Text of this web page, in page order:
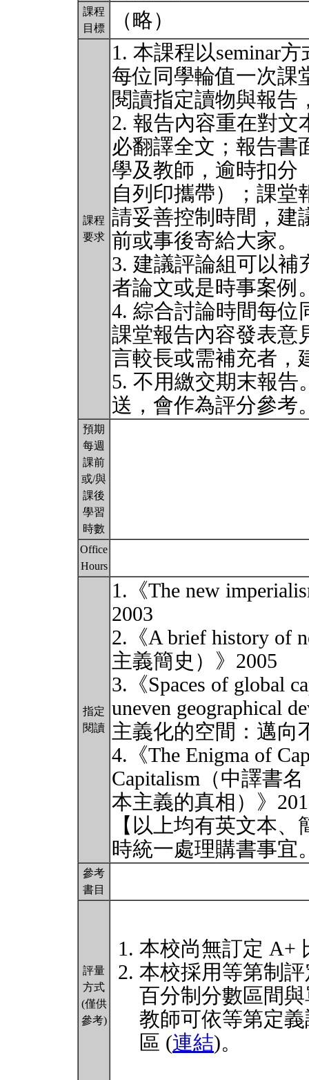
課程
目標
（略）
課程
要求
1. 本課程以seminar
每位同學輪值一次課
閱讀指定讀物與報告
2. 報告內容重在對文
必翻譯全文；報告書
學及教師，逾時扣分
自列印攜帶）；課堂
請妥善控制時間，建
前或事後寄給大家。
3. 建議評論組可以補
者論文或是時事案例
4. 綜合討論時間每位
課堂報告內容發表意
言較長或需補充者，
5. 不用繳交期末報告
送，會作為評分參
預期
每週
課前
或/與
課後
學習
時數
Office
Hours
指定
閱讀
1.《The new
2003
2.《A brief history of
主義簡史）》2005
3.《Spaces of global
uneven geographical
主義化的空間：邁向
4.《The Enigma of
Capitalism（中譯書
本主義的真相）》
【以上均有英文本
時統一處理購書事
參考
書目
評量
方式
(僅供
參考)
本校尚無訂定 A+
本校採用等第制
百分制分數區間
教師可依等第定
區 (連結)。